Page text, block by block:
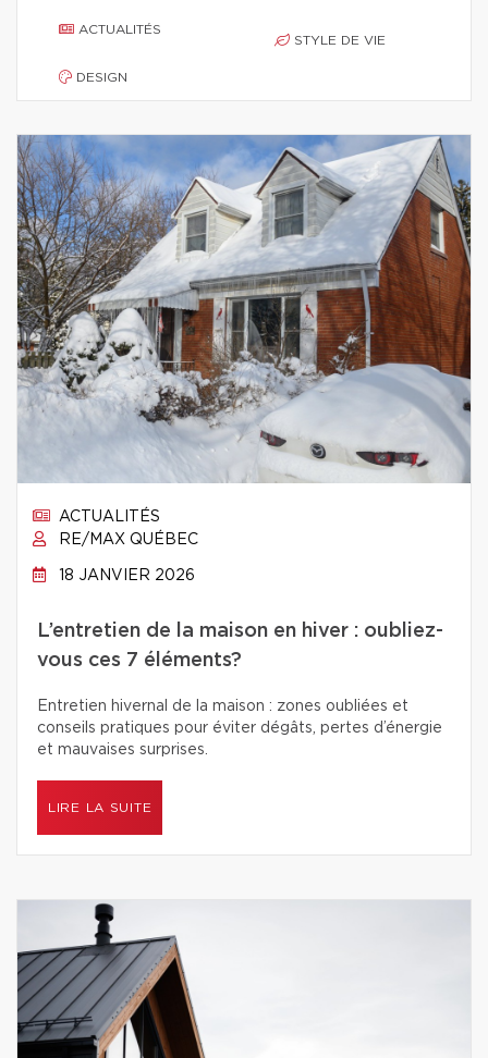
ACTUALITÉS
DESIGN
STYLE DE VIE
ACTUALITÉS
RE/MAX QUÉBEC
18 JANVIER 2026
L’entretien de la maison en hiver : oubliez-
vous ces 7 éléments?
Entretien hivernal de la maison : zones oubliées et
conseils pratiques pour éviter dégâts, pertes d’énergie
et mauvaises surprises.
LIRE LA SUITE